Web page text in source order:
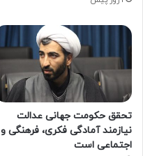
تحقق حکومت جهانی عدالت
نیازمند آمادگی فکری، فرهنگی و
اجتماعی است